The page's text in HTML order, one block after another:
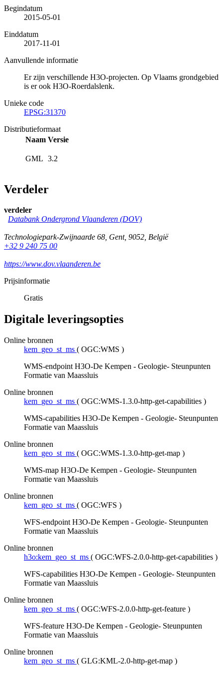
Begindatum
2015-05-01
Einddatum
2017-11-01
Aanvullende informatie
Er zijn verschillende H3O-projecten. Op Vlaams grondgebied
is er ook H3O-Roerdalslenk.
Unieke code
EPSG:31370
Distributieformaat
Naam Versie
GML 3.2
Verdeler
verdeler
Databank Ondergrond Vlaanderen (DOV)
Technologiepark-Zwijnaarde 68, Gent, 9052, België
+32 9 240 75 00
https://www.dov.vlaanderen.be
Prijsinformatie
Gratis
Digitale leveringsopties
Online bronnen
kem_geo_st_ms ( OGC:WMS )
WMS-endpoint H3O-De Kempen - Geologie- Steunpunten
Formatie van Maassluis
Online bronnen
kem_geo_st_ms ( OGC:WMS-1.3.0-http-get-capabilities )
WMS-capabilities H3O-De Kempen - Geologie- Steunpunten
Formatie van Maassluis
Online bronnen
kem_geo_st_ms ( OGC:WMS-1.3.0-http-get-map )
WMS-map H3O-De Kempen - Geologie- Steunpunten
Formatie van Maassluis
Online bronnen
kem_geo_st_ms ( OGC:WFS )
WFS-endpoint H3O-De Kempen - Geologie- Steunpunten
Formatie van Maassluis
Online bronnen
h3o:kem_geo_st_ms ( OGC:WFS-2.0.0-http-get-capabilities )
WFS-capabilities H3O-De Kempen - Geologie- Steunpunten
Formatie van Maassluis
Online bronnen
kem_geo_st_ms ( OGC:WFS-2.0.0-http-get-feature )
WFS-feature H3O-De Kempen - Geologie- Steunpunten
Formatie van Maassluis
Online bronnen
kem_geo_st_ms ( GLG:KML-2.0-http-get-map )